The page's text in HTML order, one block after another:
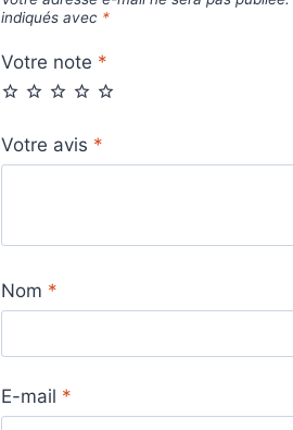
indiqués avec *
Votre note *
Votre avis *
Nom *
E-mail *